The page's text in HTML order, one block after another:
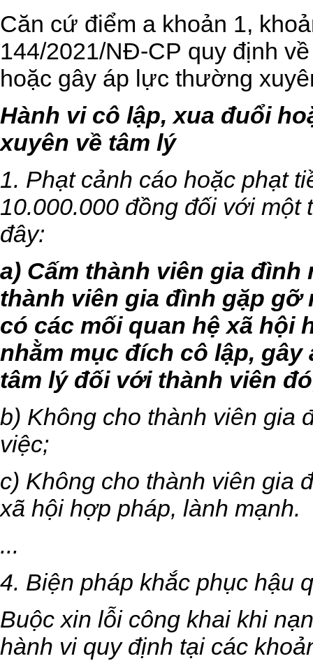
Căn cứ điểm a khoản 1,
144/2021/NĐ-CP quy định
hoặc gây áp lực thường
Hành vi cô lập, xua đuổi
xuyên về tâm lý
1. Phạt cảnh cáo hoặc phạt
10.000.000 đồng đối với một
đây:
a) Cấm thành viên gia đình
thành viên gia đình gặp
có các mối quan hệ xã hội
nhằm mục đích cô lập,
tâm lý đối với thành viên
b) Không cho thành viên gia
việc;
c) Không cho thành viên gia
xã hội hợp pháp, lành mạnh.
...
4. Biện pháp khắc phục hậu
Buộc xin lỗi công khai khi
hành vi quy định tại các